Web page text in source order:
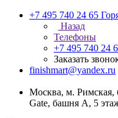
+7 495 740 24 65
Назад
Телефоны
+7 495 740 24
Заказать
finishmart@yandex.ru
Москва, м. Римская,
Gate, башня А, 5